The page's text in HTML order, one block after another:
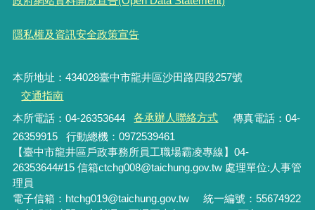
隱私權及資訊安全政策宣告
本所地址： 434028臺中市龍井區沙田路四段257號
交通指南
本所電話：04-26353644
各承辦人聯絡方式
傳真電話：04-
26359915 行動總機：0972539461
【臺中市龍井區戶政事務所員工職場霸凌專線】04-
26353644#15 信箱ctchg008@taichung.gov.tw 處理單位: 人事管
理員
電子信箱：htchg019@taichung.gov.tw 統一編號：55674922